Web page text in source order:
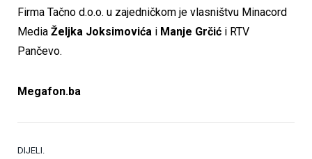
Firma Tačno d.o.o. u zajedničkom je vlasništvu Minacord
Media Željka Joksimovića i Manje Grčić i RTV
Pančevo.
Megafon.ba
DIJELI.